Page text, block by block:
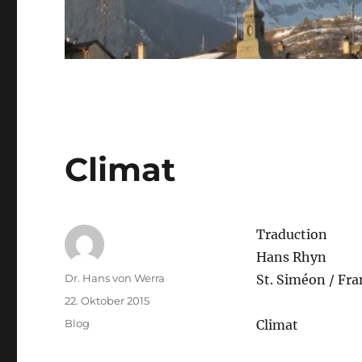
Climat
Traduction
Hans Rhyn
St. Siméon /
Climat
Autor
Dr. Hans von Werra
Veröffentlicht
am
22. Oktober 2015
Kategorien
Blog